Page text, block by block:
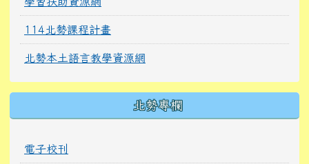
114北勢課程計畫
北勢本土語言教學資源網
北勢專欄
電子校刊